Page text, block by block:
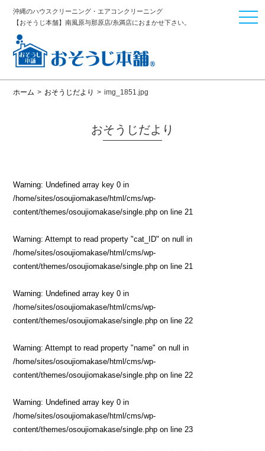
沖縄のハウスクリーニング・エアコンクリーニング
【おそうじ本舗】南風原与那原店/糸満店におまかせ下さい。
ホーム > おそうじだより > img_1851.jpg
おそうじだより
Warning: Undefined array key 0 in
/home/sites/osoujiomakase/html/cms/wp-
content/themes/osoujiomakase/single.php on line 21
Warning: Attempt to read property "cat_ID" on null in
/home/sites/osoujiomakase/html/cms/wp-
content/themes/osoujiomakase/single.php on line 21
Warning: Undefined array key 0 in
/home/sites/osoujiomakase/html/cms/wp-
content/themes/osoujiomakase/single.php on line 22
Warning: Attempt to read property "name" on null in
/home/sites/osoujiomakase/html/cms/wp-
content/themes/osoujiomakase/single.php on line 22
Warning: Undefined array key 0 in
/home/sites/osoujiomakase/html/cms/wp-
content/themes/osoujiomakase/single.php on line 23